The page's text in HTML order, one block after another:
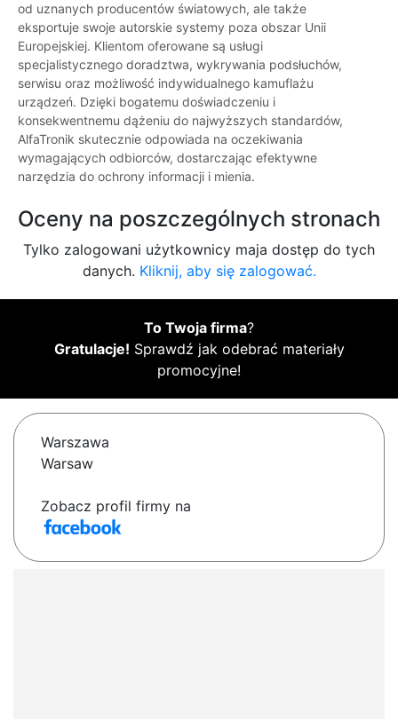
od uznanych producentów światowych, ale także
eksportuje swoje autorskie systemy poza obszar Unii
Europejskiej. Klientom oferowane są usługi
specjalistycznego doradztwa, wykrywania podsłuchów,
serwisu oraz możliwość indywidualnego kamuflażu
urządzeń. Dzięki bogatemu doświadczeniu i
konsekwentnemu dążeniu do najwyższych standardów,
AlfaTronik skutecznie odpowiada na oczekiwania
wymagających odbiorców, dostarczając efektywne
narzędzia do ochrony informacji i mienia.
Oceny na poszczególnych stronach
Tylko zalogowani użytkownicy maja dostęp do tych
danych. Kliknij, aby się zalogować.
To Twoja firma?
Gratulacje! Sprawdź jak odebrać materiały
promocyjne!
Warszawa
Warsaw
Zobacz profil firmy na